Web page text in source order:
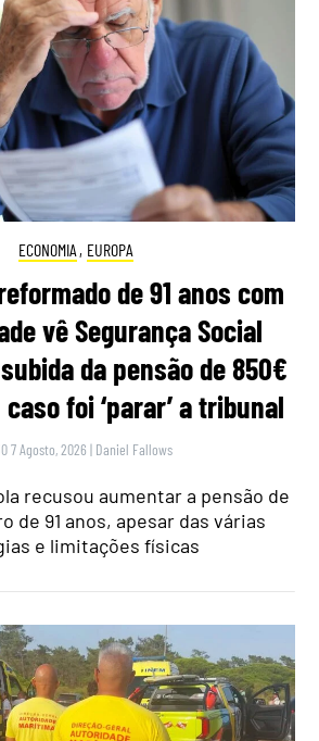
ECONOMIA , EUROPA
de 91 anos com
vê Segurança Social
da pensão de 850€
foi ‘parar’ a tribunal
7 Agosto, 2026 | Daniel Fallows
recusou aumentar a pensão de
de 91 anos, apesar das várias
e limitações físicas